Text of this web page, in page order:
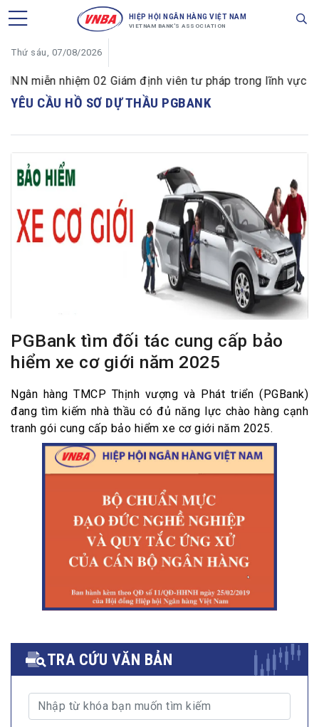
HIỆP HỘI NGÂN HÀNG VIỆT NAM
VIETNAM BANK'S ASSOCIATION
Thứ sáu, 07/08/2026
miễn nhiệm 02 Giám định viên tư pháp trong lĩnh vực
YÊU CẦU HỒ SƠ DỰ THẦU PGBANK
PGBank tìm đối tác cung cấp bảo
hiểm xe cơ giới năm 2025
Ngân hàng TMCP Thịnh vượng và Phát triển (PGBank)
đang tìm kiếm nhà thầu có đủ năng lực chào hàng cạnh
tranh gói cung cấp bảo hiểm xe cơ giới năm 2025.
TRA CỨU VĂN BẢN